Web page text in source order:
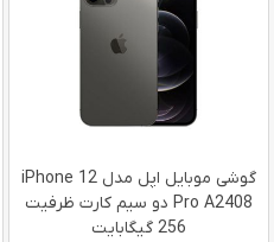
گوشی موبایل اپل مدل iPhone 12
Pro A2408 دو سیم‌ کارت ظرفیت
256 گیگابایت